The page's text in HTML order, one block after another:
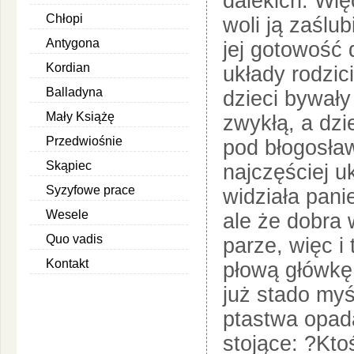
Chłopi
Antygona
Kordian
Balladyna
Mały Książę
Przedwiośnie
Skąpiec
Syzyfowe prace
Wesele
Quo vadis
Kontakt
woli ją
jej gotowość
układy
dzieci
zwykłą, a
pod
najczęściej
widziała
ale że dobra
parze, więc i
płową
już stado
ptastwa
stojące: